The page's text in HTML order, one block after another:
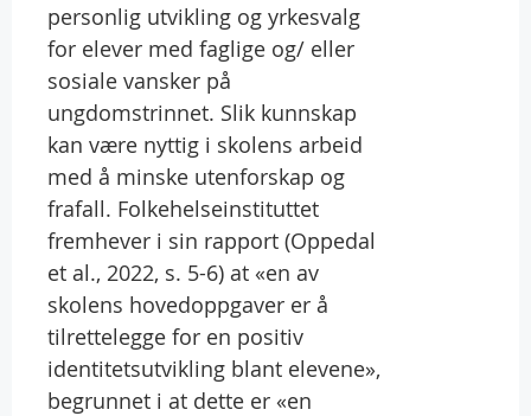
personlig utvikling og yrkesvalg
for elever med faglige og/ eller
sosiale vansker på
ungdomstrinnet. Slik kunnskap
kan være nyttig i skolens arbeid
med å minske utenforskap og
frafall. Folkehelseinstituttet
fremhever i sin rapport (Oppedal
et al., 2022, s. 5-6) at «en av
skolens hovedoppgaver er å
tilrettelegge for en positiv
identitetsutvikling blant elevene»,
begrunnet i at dette er «en